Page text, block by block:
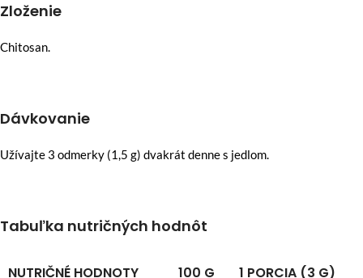
Zloženie
Chitosan.
Dávkovanie
Užívajte 3 odmerky (1,5 g) dvakrát denne s jedlom.
Tabuľka nutričných hodnôt
NUTRIČNÉ HODNOTY 100 G 1 PORCIA (3 G)